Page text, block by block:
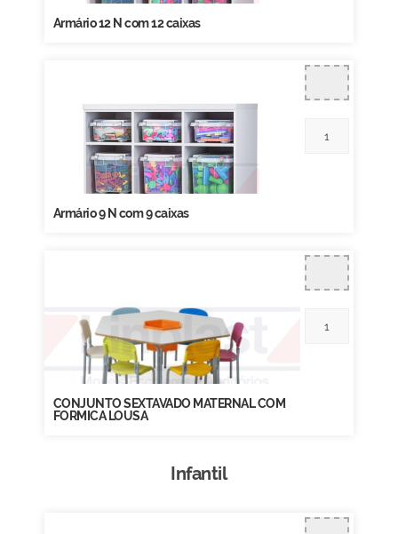
Armário 12 N com 12 caixas
Armário 9 N com 9 caixas
CONJUNTO SEXTAVADO MATERNAL COM
FORMICA LOUSA
Infantil